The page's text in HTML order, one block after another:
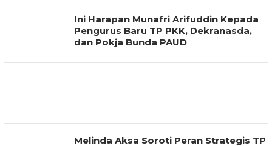
Ini Harapan Munafri Arifuddin Kepada
Pengurus Baru TP PKK, Dekranasda,
dan Pokja Bunda PAUD
Melinda Aksa Soroti Peran Strategis TP